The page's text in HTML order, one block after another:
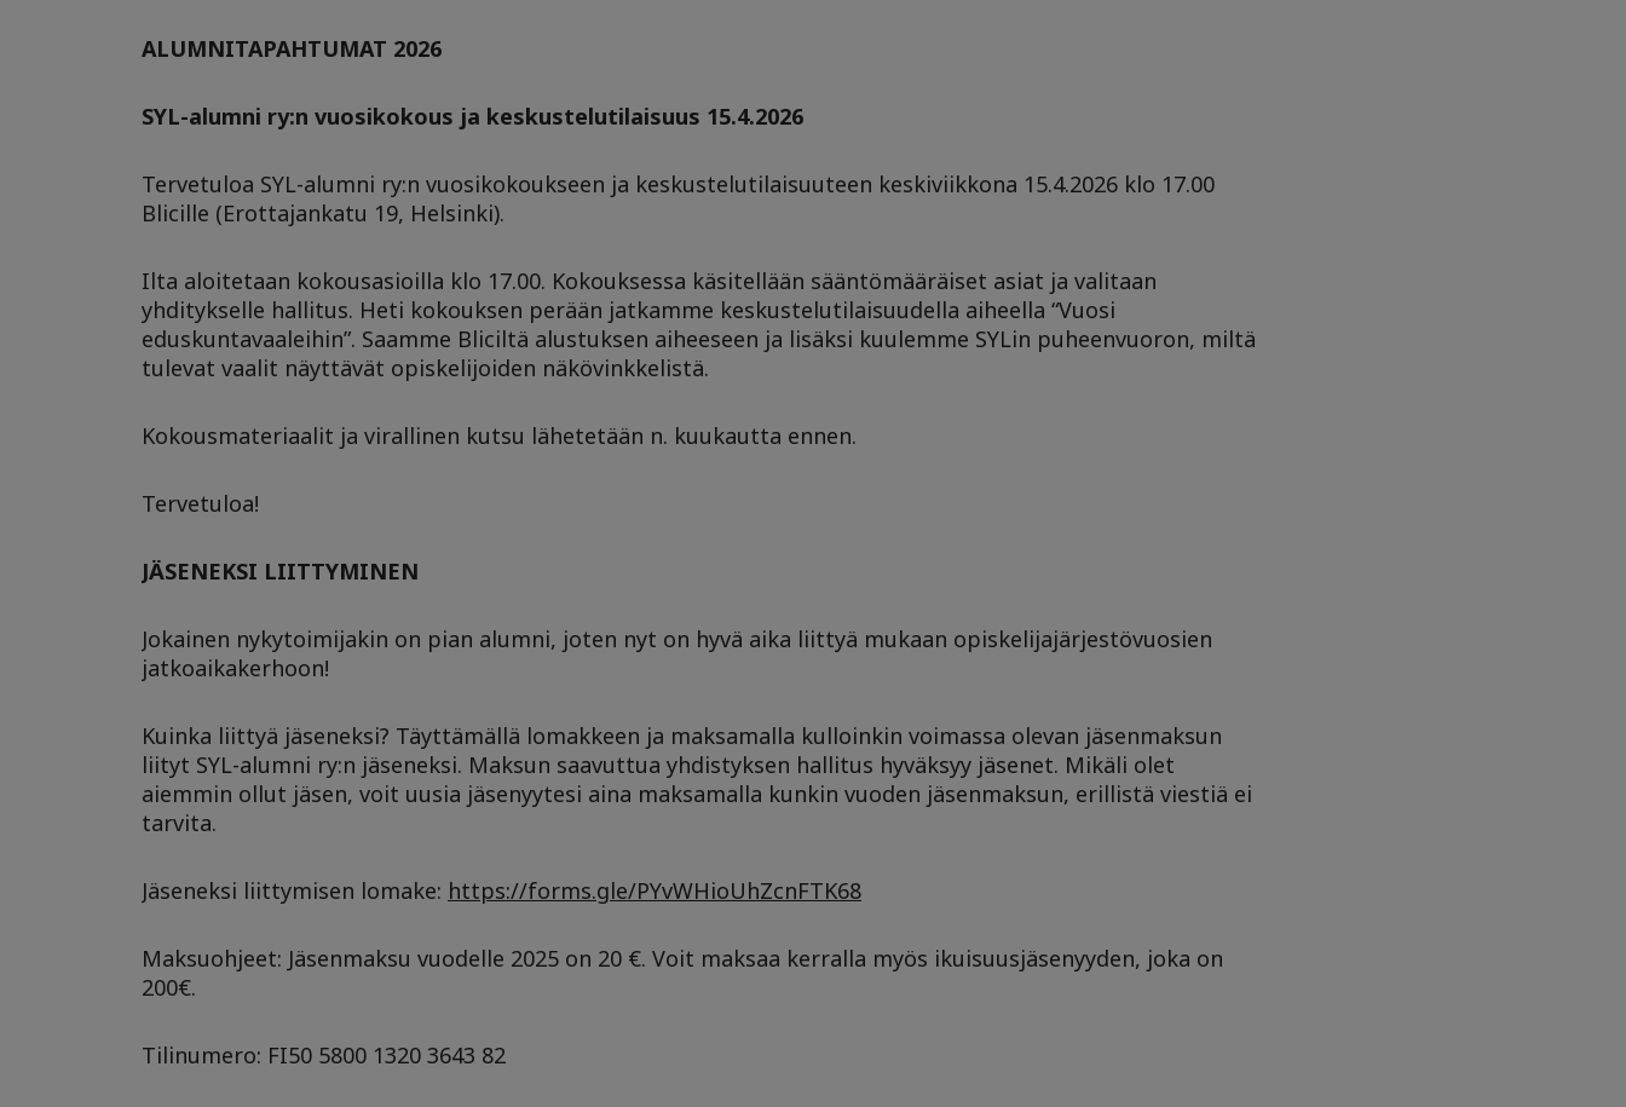
ALUMNITAPAHTUMAT 2026
SYL-alumni ry:n vuosikokous ja keskustelutilaisuus 15.4.2026
Tervetuloa SYL-alumni ry:n vuosikokoukseen ja keskustelutilaisuuteen keskiviikkona 15.4.2026 klo 17.00
Blicille (Erottajankatu 19, Helsinki).
Ilta aloitetaan kokousasioilla klo 17.00. Kokouksessa käsitellään sääntömääräiset asiat ja valitaan
yhditykselle hallitus. Heti kokouksen perään jatkamme keskustelutilaisuudella aiheella “Vuosi
eduskuntavaaleihin”. Saamme Bliciltä alustuksen aiheeseen ja lisäksi kuulemme SYLin puheenvuoron, miltä
tulevat vaalit näyttävät opiskelijoiden näkövinkkelistä.
Kokousmateriaalit ja virallinen kutsu lähetetään n. kuukautta ennen.
Tervetuloa!
JÄSENEKSI LIITTYMINEN
Jokainen nykytoimijakin on pian alumni, joten nyt on hyvä aika liittyä mukaan opiskelijajärjestövuosien
jatkoaikakerhoon!
Kuinka liittyä jäseneksi? Täyttämällä lomakkeen ja maksamalla kulloinkin voimassa olevan jäsenmaksun
liityt SYL-alumni ry:n jäseneksi. Maksun saavuttua yhdistyksen hallitus hyväksyy jäsenet. Mikäli olet
aiemmin ollut jäsen, voit uusia jäsenyytesi aina maksamalla kunkin vuoden jäsenmaksun, erillistä viestiä ei
tarvita.
Jäseneksi liittymisen lomake: https://forms.gle/PYvWHioUhZcnFTK68
Maksuohjeet: Jäsenmaksu vuodelle 2025 on 20 €. Voit maksaa kerralla myös ikuisuusjäsenyyden, joka on
200€.
Tilinumero: FI50 5800 1320 3643 82